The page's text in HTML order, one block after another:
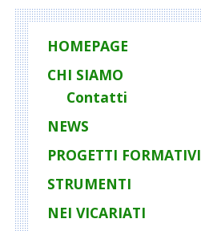
HOMEPAGE
CHI SIAMO
Contatti
NEWS
PROGETTI FORMATIVI
STRUMENTI
NEI VICARIATI